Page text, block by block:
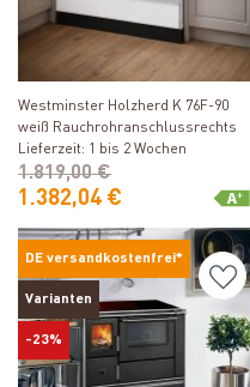
Produkt ansehen
Westminster Holzherd K 76F-90
weiß Rauchrohranschlussrechts
Lieferzeit: 1 bis 2 Wochen
1.382,04 €
1.819,00 €
DE versandkostenfrei*
Varianten
-23%